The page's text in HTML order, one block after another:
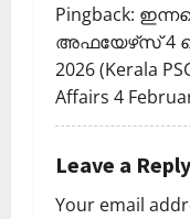
n
Pingback:
അഫയേഴ്‌സ് 4
2026 (Kerala
Affairs 4
Leave a Reply
Your email